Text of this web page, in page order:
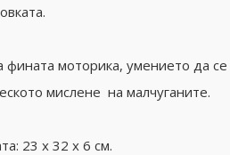
моторика, умението да се
мислене на малчуганите.
23 x 32 х 6 см.